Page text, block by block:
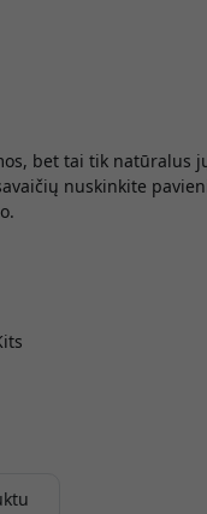
bet tai tik natūralus
nuskinkite